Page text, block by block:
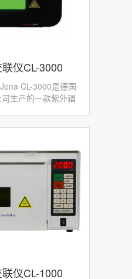
仪CL-3000
CL-3000是德国
生产的一款紫外辐
仪CL-1000